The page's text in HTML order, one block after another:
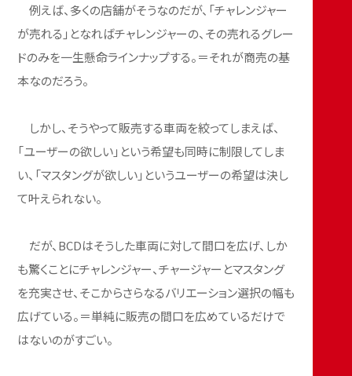
例えば、多くの店舗がそうなのだが、「チャレンジャー
が売れる」となればチャレンジャーの、その売れるグレー
ドのみを一生懸命ラインナップする。＝それが商売の基
本なのだろう。
しかし、そうやって販売する車両を絞ってしまえば、
「ユーザーの欲しい」という希望も同時に制限してしま
い、「マスタングが欲しい」というユーザーの希望は決し
て叶えられない。
だが、BCDはそうした車両に対して間口を広げ、しか
も驚くことにチャレンジャー、チャージャーとマスタング
を充実させ、そこからさらなるバリエーション選択の幅も
広げている。＝単純に販売の間口を広めているだけで
はないのがすごい。